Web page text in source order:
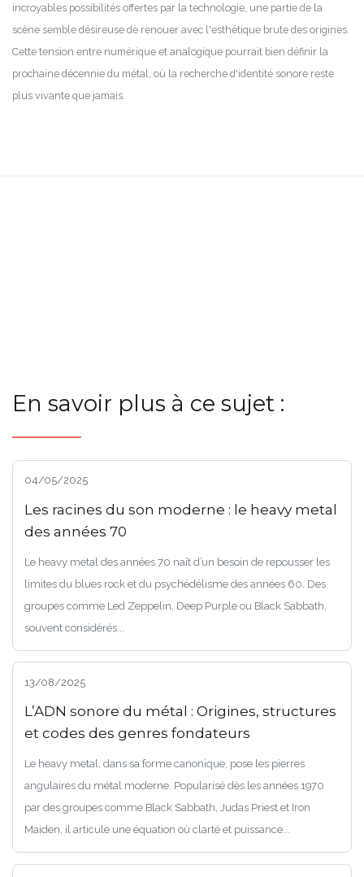
incroyables possibilités offertes par la technologie, une partie de la
scène semble désireuse de renouer avec l'esthétique brute des origines.
Cette tension entre numérique et analogique pourrait bien définir la
prochaine décennie du métal, où la recherche d'identité sonore reste
plus vivante que jamais.
En savoir plus à ce sujet :
04/05/2025
Les racines du son moderne : le heavy metal
des années 70
Le heavy metal des années 70 naît d’un besoin de repousser les
limites du blues rock et du psychédélisme des années 60. Des
groupes comme Led Zeppelin, Deep Purple ou Black Sabbath,
souvent considérés...
13/08/2025
L’ADN sonore du métal : Origines, structures
et codes des genres fondateurs
Le heavy metal, dans sa forme canonique, pose les pierres
angulaires du métal moderne. Popularisé dès les années 1970
par des groupes comme Black Sabbath, Judas Priest et Iron
Maiden, il articule une équation où clarté et puissance...